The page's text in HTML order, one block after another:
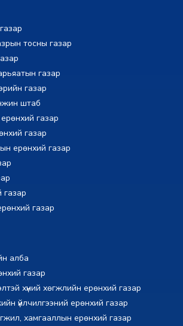
тосны газар
газар
газар
штаб
газар
газар
ерөнхий газар
газар
газар
алба
газар
хүний хөгжлийн ерөнхий газар
үйлчилгээний ерөнхий газар
хамгааллын ерөнхий газар